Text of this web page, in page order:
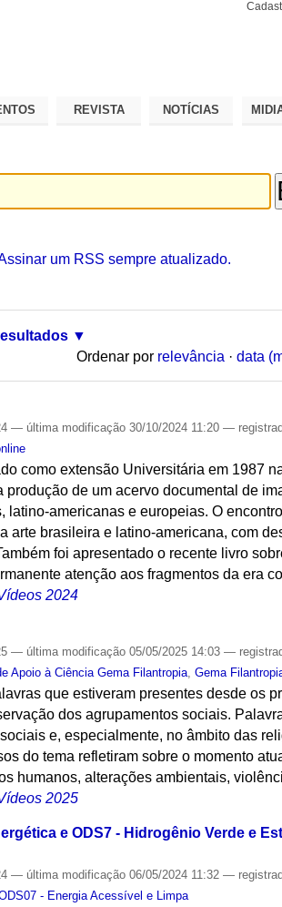
REVISTA NOTÍCIAS
um RSS sempre atualizado.
Ordenar por relevância · data
— última modificação 30/10/2024 11:20—
como extensão Universitária em 1987
de um acervo documental de
americanas e europeias. O
arte brasileira e latino-americana, com
foi apresentado o recente livro
atenção aos fragmentos da era
2024
— última modificação 05/05/2025 14:03—
Apoio à Ciência Gema Filantropia ,Gema
que estiveram presentes desde os
dos agrupamentos sociais.
e, especialmente, no âmbito das
do tema refletiram sobre o momento
humanos, alterações ambientais,
2025
e ODS7 - Hidrogênio Verde e
— última modificação 06/05/2024 11:32—
- Energia Acessível e Limpa